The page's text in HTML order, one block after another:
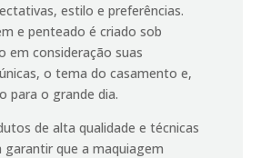
estilo e preferências.
e penteado é criado sob
em consideração suas
o tema do casamento e,
para o grande dia.
de alta qualidade e técnicas
garantir que a maquiagem